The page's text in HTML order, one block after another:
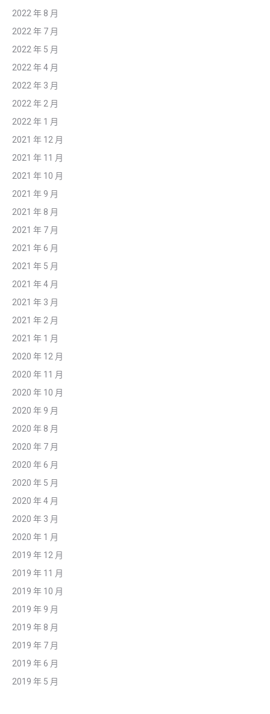
2022 年 8 月
2022 年 7 月
2022 年 5 月
2022 年 4 月
2022 年 3 月
2022 年 2 月
2022 年 1 月
2021 年 12 月
2021 年 11 月
2021 年 10 月
2021 年 9 月
2021 年 8 月
2021 年 7 月
2021 年 6 月
2021 年 5 月
2021 年 4 月
2021 年 3 月
2021 年 2 月
2021 年 1 月
2020 年 12 月
2020 年 11 月
2020 年 10 月
2020 年 9 月
2020 年 8 月
2020 年 7 月
2020 年 6 月
2020 年 5 月
2020 年 4 月
2020 年 3 月
2020 年 1 月
2019 年 12 月
2019 年 11 月
2019 年 10 月
2019 年 9 月
2019 年 8 月
2019 年 7 月
2019 年 6 月
2019 年 5 月